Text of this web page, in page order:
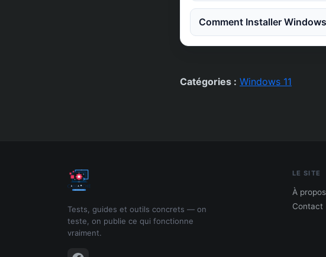
Comment Installer
Catégories : Windows 11
Tests, guides et outils concrets — on
teste, on publie ce qui fonctionne
vraiment.
LE SITE
À propos
Contact